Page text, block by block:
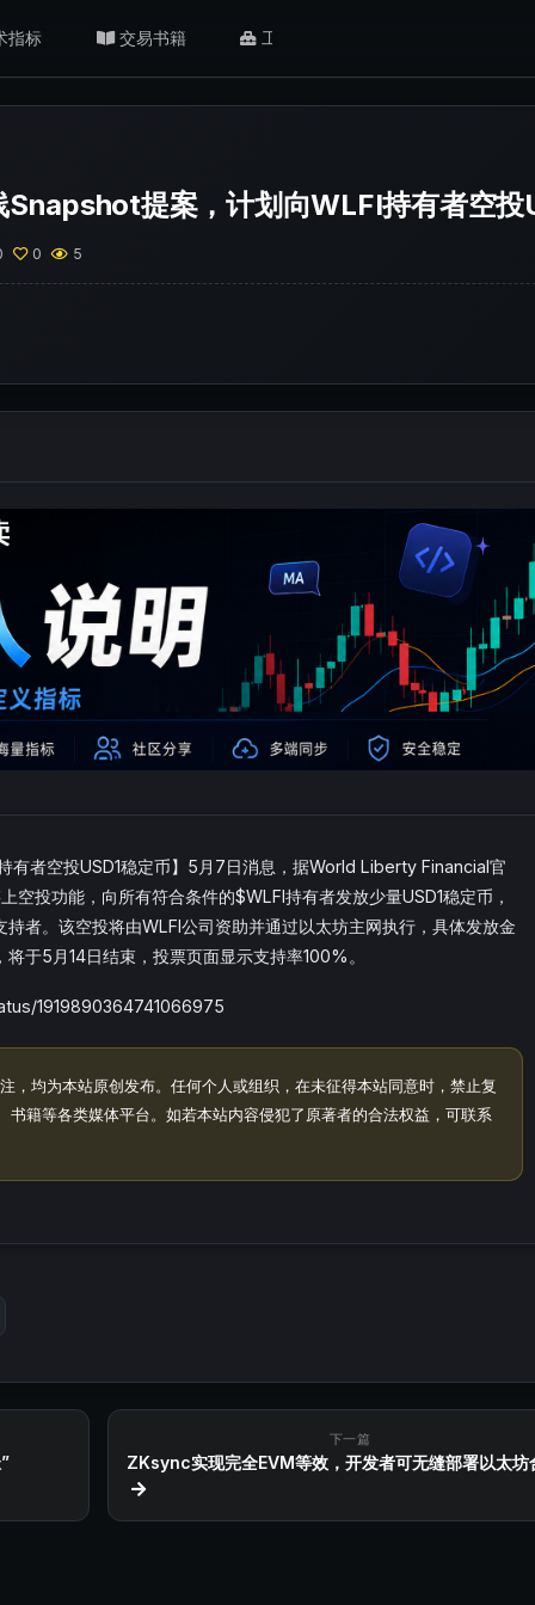
指标 交易书籍 工具/返佣
提案，计划向WLFI持有者空投
0 5
有者空投USD1稳定币】5月7日消息，据World Liberty Financial官
投功能，向所有符合条件的$WLFI持有者发放少量USD1稳定币，
者。该空投将由WLFI公司资助并通过以太坊主网执行，具体发放金
于5月14日结束，投票页面显示支持率100%。
1919890364741066975
，均为本站原创发布。任何个人或组织，在未征得本站同意时，禁止复
籍等各类媒体平台。如若本站内容侵犯了原著者的合法权益，可联系
下一篇
ZKsync实现完全EVM等效，开发者可无缝部署以太坊